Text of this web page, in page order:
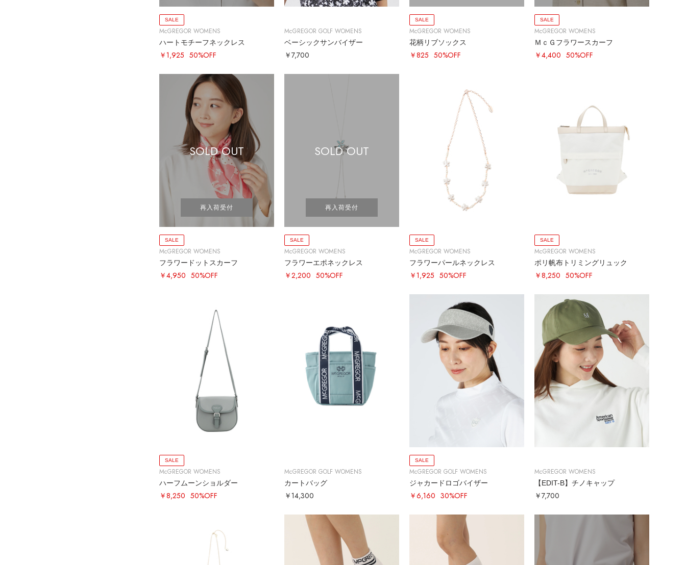
SALE
McGREGOR WOMENS
ハートモチーフネックレス
￥1,925 50%OFF
McGREGOR GOLF WOMENS
ベーシックサンバイザー
￥7,700
SALE
McGREGOR WOMENS
花柄リブソックス
￥825 50%OFF
SALE
McGREGOR WOMENS
ＭｃＧフラワースカーフ
￥4,400 50%OFF
SOLD OUT
再入荷受付
SALE
McGREGOR WOMENS
フラワードットスカーフ
￥4,950 50%OFF
SOLD OUT
再入荷受付
SALE
McGREGOR WOMENS
フラワーエポネックレス
￥2,200 50%OFF
SALE
McGREGOR WOMENS
フラワーパールネックレス
￥1,925 50%OFF
SALE
McGREGOR WOMENS
ポリ帆布トリミングリュック
￥8,250 50%OFF
SALE
McGREGOR WOMENS
ハーフムーンショルダー
￥8,250 50%OFF
McGREGOR GOLF WOMENS
カートバッグ
￥14,300
SALE
McGREGOR GOLF WOMENS
ジャカードロゴバイザー
￥6,160 30%OFF
McGREGOR WOMENS
【EDIT-B】チノキャップ
￥7,700